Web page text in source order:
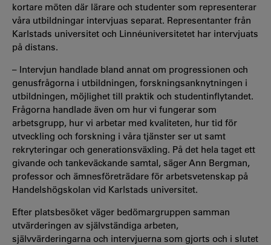
kortare möten där lärare och studenter som representerar
våra utbildningar intervjuas separat. Representanter från
Karlstads universitet och Linnéuniversitetet har intervjuats
på distans.
– Intervjun handlade bland annat om progressionen och
genusfrågorna i utbildningen, forskningsanknytningen i
utbildningen, möjlighet till praktik och studentinflytandet.
Frågorna handlade även om hur vi fungerar som
arbetsgrupp, hur vi arbetar med kvaliteten, hur tid för
utveckling och forskning i våra tjänster ser ut samt
rekryteringar och generationsväxling. På det hela taget ett
givande och tankeväckande samtal, säger Ann Bergman,
professor och ämnesföreträdare för arbetsvetenskap på
Handelshögskolan vid Karlstads universitet.
Efter platsbesöket väger bedömargruppen samman
utvärderingen av självständiga arbeten,
självvärderingarna och intervjuerna som gjorts och i slutet